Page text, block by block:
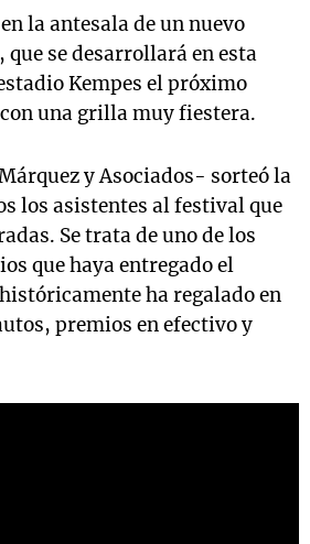
la antesala de un nuevo
se desarrollará en esta
Kempes el próximo
una grilla muy fiestera.
y Asociados- sorteó la
los asistentes al festival que
Se trata de uno de los
que haya entregado el
ha regalado en
premios en efectivo y